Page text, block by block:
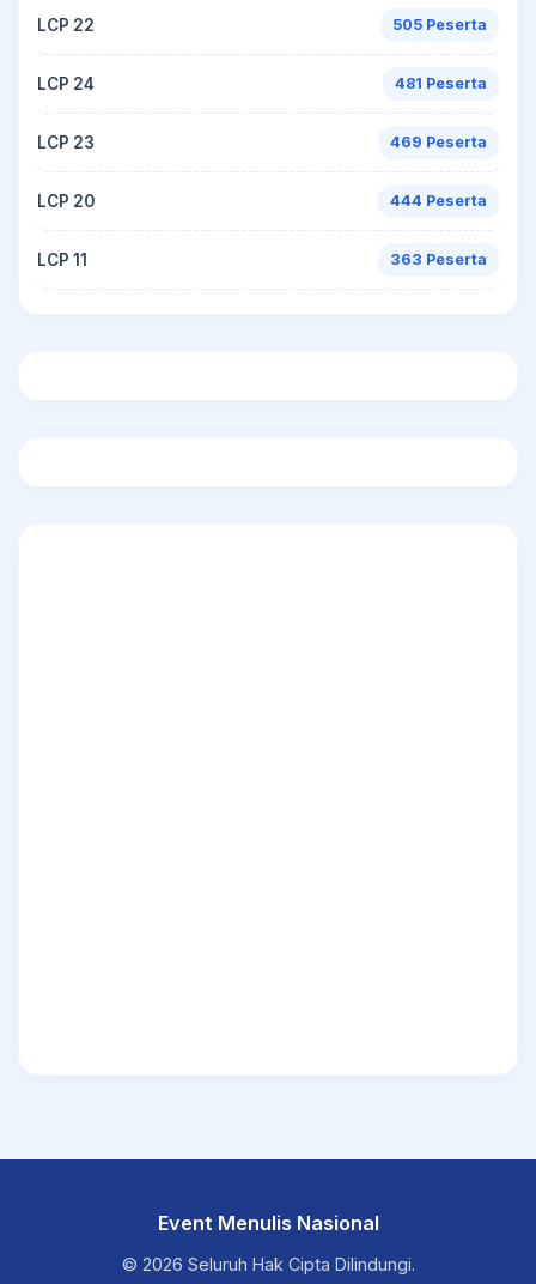
LCP 22 505 Peserta
LCP 24 481 Peserta
LCP 23 469 Peserta
LCP 20 444 Peserta
LCP 11 363 Peserta
Event Menulis Nasional
© 2026 Seluruh Hak Cipta Dilindungi.